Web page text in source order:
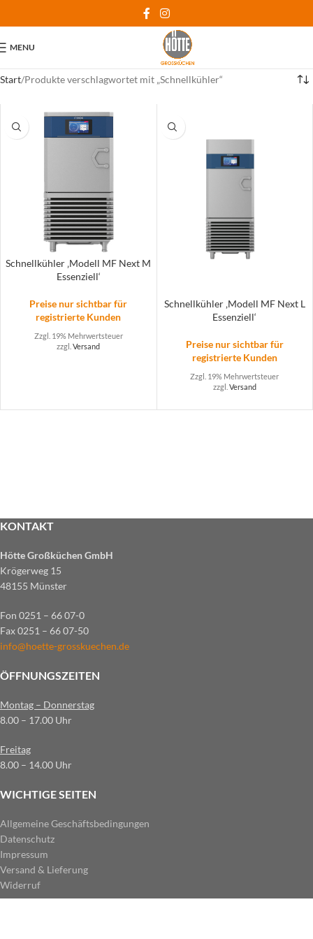
MENU
Start Produkte verschlagwortet mit „Schnellkühler“
Schnellkühler ‚Modell MF Next M
Essenziell‘
Preise nur sichtbar für
registrierte Kunden
Zzgl. 19% Mehrwertsteuer
zzgl.Versand
Schnellkühler ‚Modell MF Next L
Essenziell‘
Preise nur sichtbar für
registrierte Kunden
Zzgl. 19% Mehrwertsteuer
zzgl. Versand
KONTAKT
Hötte Großküchen GmbH
Krögerweg 15
48155 Münster
Fon 0251 – 66 07-0
Fax 0251 – 66 07-50
info@hoette-grosskuechen.de
ÖFFNUNGSZEITEN
Montag – Donnerstag
8.00 – 17.00 Uhr
Freitag
8.00 – 14.00 Uhr
WICHTIGE SEITEN
Allgemeine Geschäftsbedingungen
Datenschutz
Impressum
Versand & Lieferung
Widerruf